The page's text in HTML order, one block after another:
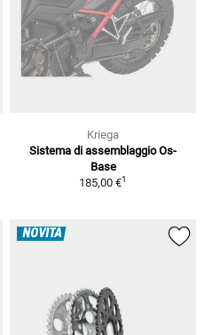
Kriega
Sistema di assemblaggio Os-
Base
185,00 €1
NOVITÀ